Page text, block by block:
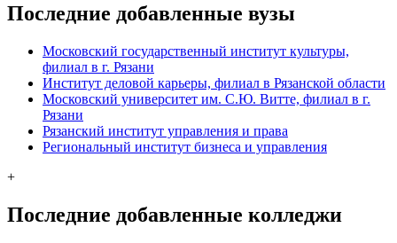
Последние добавленные вузы
Московский государственный институт культуры,
филиал в г. Рязани
Институт деловой карьеры, филиал в Рязанской области
Московский университет им. С.Ю. Витте, филиал в г.
Рязани
Рязанский институт управления и права
Региональный институт бизнеса и управления
+
Последние добавленные колледжи